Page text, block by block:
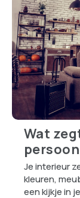
Wat
Je interieur
kleuren,
een kijkje in